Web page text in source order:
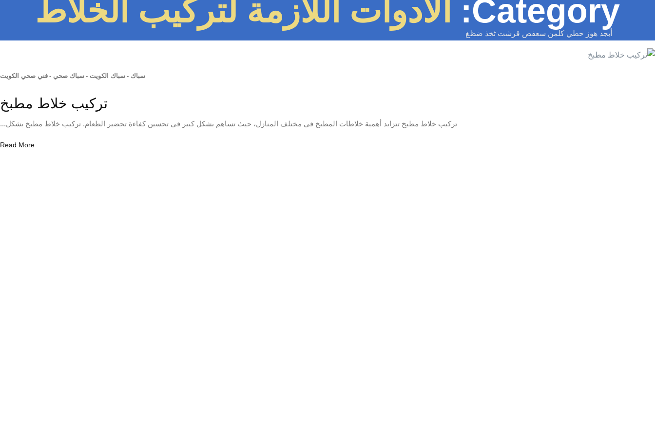
Category: الادوات اللازمة لتركيب الخلاط
أبجد هوز حطي كلمن سعفص قرشت ثخذ ضظغ
سباك - سباك الكويت - سباك صحي - فني صحي الكويت
تركيب خلاط مطبخ
تركيب خلاط مطبخ تتزايد أهمية خلاطات المطبخ في مختلف المنازل، حيث تساهم بشكل كبير في تحسين كفاءة تحضير الطعام. تركيب خلاط مطبخ بشكل...
Read More